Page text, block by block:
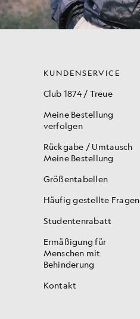
KUNDENSERVICE
Club 1874 / Treue
Meine Bestellung
verfolgen
Rückgabe / Umtausch
Meine Bestellung
Größentabellen
Häufig gestellte Fragen
Studentenrabatt
Ermäßigung für
Menschen mit
Behinderung
Kontakt